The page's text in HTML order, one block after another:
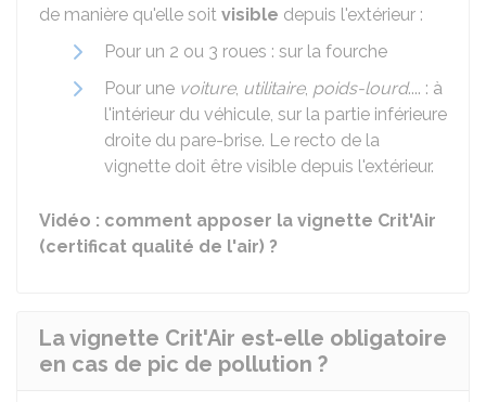
de manière qu'elle soit visible depuis l'extérieur :
Pour un 2 ou 3 roues : sur la fourche
Pour une voiture, utilitaire, poids-lourd.... : à
l'intérieur du véhicule, sur la partie inférieure
droite du pare-brise. Le recto de la
vignette doit être visible depuis l'extérieur.
Vidéo : comment apposer la vignette Crit'Air
(certificat qualité de l'air) ?
La vignette Crit'Air est-elle obligatoire
en cas de pic de pollution ?